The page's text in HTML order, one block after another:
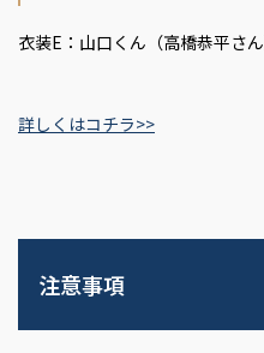
衣装E：山口くん（高橋恭平さ
詳しくはコチラ>>
注意事項